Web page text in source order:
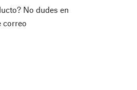
No dudes en
correo